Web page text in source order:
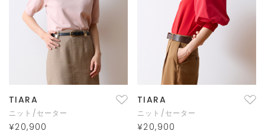
TIARA
ニット/セーター
¥20,900
TIARA
ニット/セーター
¥20,900